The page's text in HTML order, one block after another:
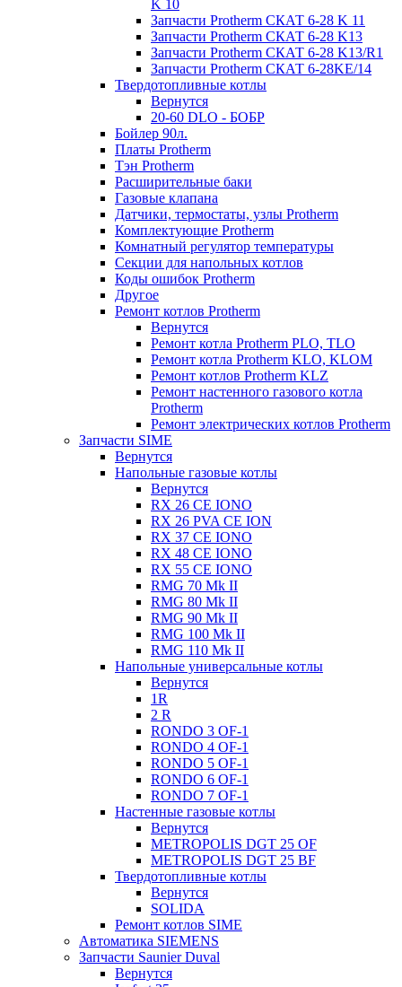
K 10
Запчасти Protherm СКАТ 6-28 K 11
Запчасти Protherm СКАТ 6-28 K13
Запчасти Protherm СКАТ 6-28 K13/R1
Запчасти Protherm СКАТ 6-28KE/14
Твердотопливные котлы
Вернутся
20-60 DLO - БОБР
Бойлер 90л.
Платы Protherm
Тэн Protherm
Расширительные баки
Газовые клапана
Датчики, термостаты, узлы Protherm
Комплектующие Protherm
Комнатный регулятор температуры
Секции для напольных котлов
Коды ошибок Protherm
Другое
Ремонт котлов Protherm
Вернутся
Ремонт котла Protherm PLO, TLO
Ремонт котла Protherm KLO, KLOM
Ремонт котлов Protherm KLZ
Ремонт настенного газового котла
Protherm
Ремонт электрических котлов Protherm
Запчасти SIME
Вернутся
Напольные газовые котлы
Вернутся
RX 26 CE IONO
RX 26 PVA CE ION
RX 37 CE IONO
RX 48 CE IONO
RX 55 CE IONO
RMG 70 Mk II
RMG 80 Mk II
RMG 90 Mk II
RMG 100 Mk II
RMG 110 Mk II
Напольные универсальные котлы
Вернутся
1R
2 R
RONDO 3 OF-1
RONDO 4 OF-1
RONDO 5 OF-1
RONDO 6 OF-1
RONDO 7 OF-1
Настенные газовые котлы
Вернутся
METROPOLIS DGT 25 OF
METROPOLIS DGT 25 BF
Твердотопливные котлы
Вернутся
SOLIDA
Ремонт котлов SIME
Автоматика SIEMENS
Запчасти Saunier Duval
Вернутся